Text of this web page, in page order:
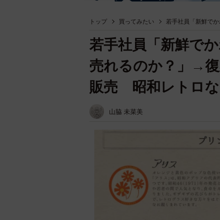
トップ 買ってみたい 若手社員「新鮮で
若手社員「新鮮で
売れるのか？」→
販売 昭和レトロ
山脇 未菜美